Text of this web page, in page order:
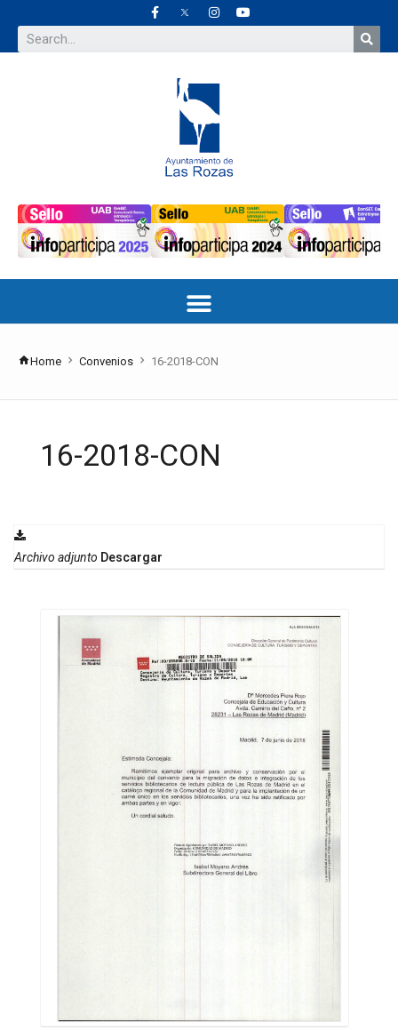
Home Convenios 16-2018-CON
16-2018-CON
Archivo adjunto Descargar